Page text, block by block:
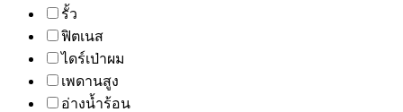
รั้ว
ฟิตเนส
ไดร์เป่าผม
เพดานสูง
อ่างน้ำร้อน